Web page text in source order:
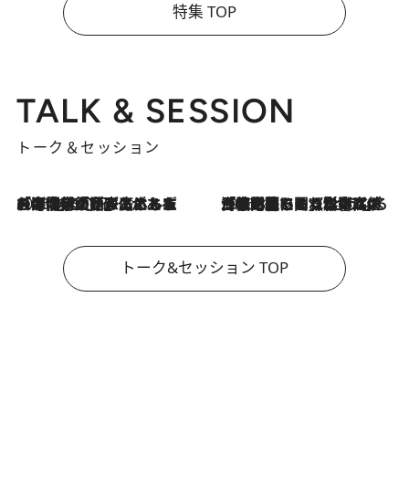
特集 TOP
TALK & SESSION
トーク＆セッション
2026.8.3
「今後値上げがあるとすれば…」「リスクがあるのは今年の冬」エネルギー専門家が語る、ホルムズ海峡封鎖が家庭にもたらす“ある心配” 2026.8.3
「住宅建てられない…」「サーチャージ料の高値が続いている」ホルムズ海峡封鎖による影響はいつまで続く？《エネルギー専門家に聞く“どうなる日本の暮らし”》
トーク&セッション TOP